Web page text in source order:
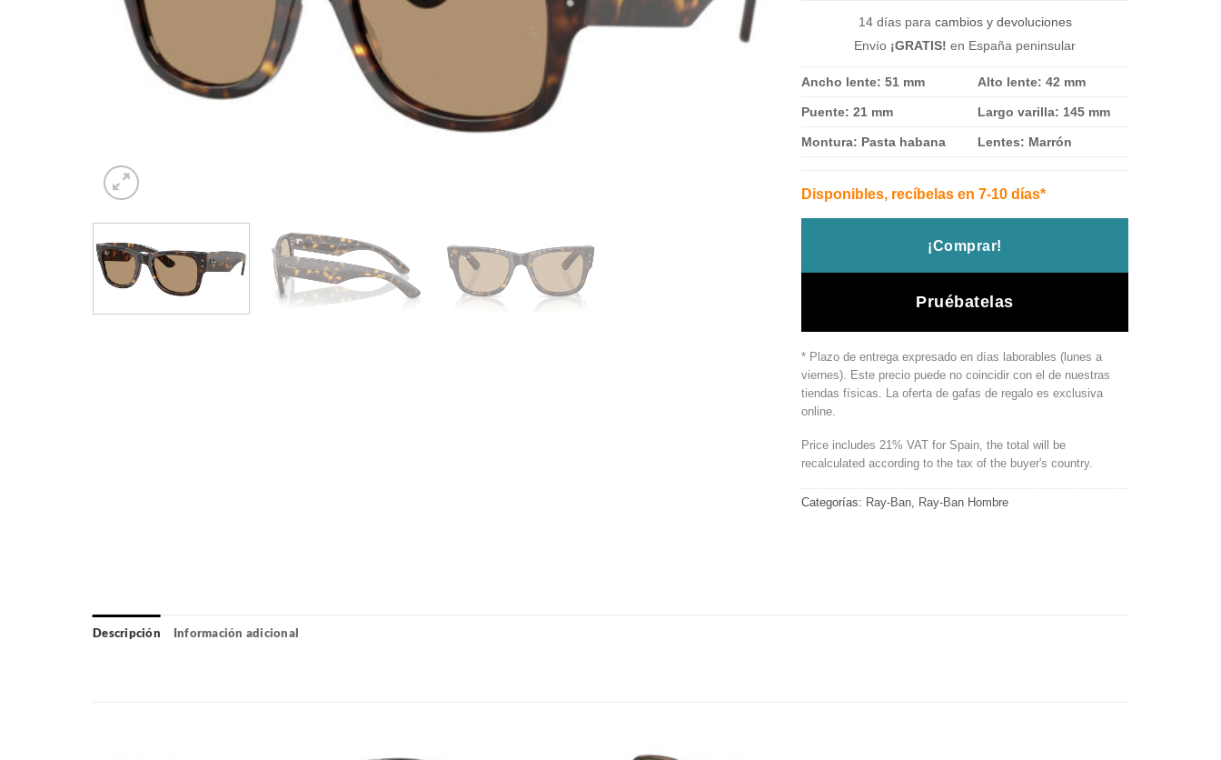
173.00 €.121.00 €.
14 días para cambios y devoluciones
Envío ¡GRATIS! en España peninsular
Ancho lente: 51 mm Alto lente: 42 mm
Puente: 21 mm Largo varilla: 145 mm
Montura: Pasta habana Lentes: Marrón
Disponibles, recíbelas en 7-10 días*
¡Comprar!
Pruébatelas
* Plazo de entrega expresado en días laborables (lunes a
viernes). Este precio puede no coincidir con el de nuestras
tiendas físicas. La oferta de gafas de regalo es exclusiva
online.
Price includes 21% VAT for Spain, the total will be
recalculated according to the tax of the buyer's country.
Categorías: Ray-Ban Ray-Ban Hombre
Descripción Información adicional